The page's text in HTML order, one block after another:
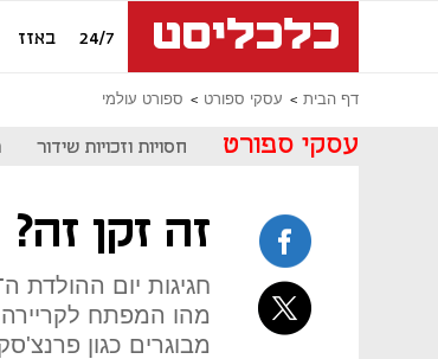
24/7 באזז
דף הבית עסקי ספורט ספורט עולמי
עסקי ספורט חסויות וזכויות שידור
זה זקן זה?
מהו המפתח
מבוגרים כגון